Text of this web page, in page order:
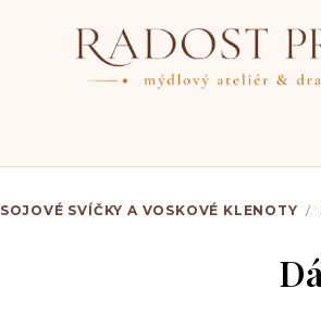
SOJOVÉ SVÍČKY A VOSKOVÉ KLENOTY /